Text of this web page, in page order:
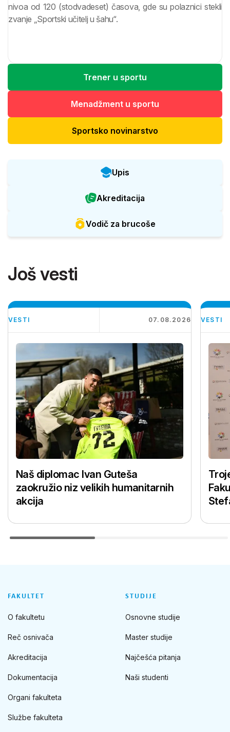
nivoa od 120 (stodvadeset) časova, gde su polaznici stekli
zvanje „Sportski učitelj u šahu“.
Trener u sportu
Menadžment u sportu
Sportsko novinarstvo
Upis
Akreditacija
Vodič za brucoše
Još vesti
VESTI 07.08.2026
Naš diplomac Ivan Guteša
zaokružio niz velikih humanitarnih
akcija
VESTI
FAKULTET
O fakultetu
Reč osnivača
Akreditacija
Dokumentacija
Organi fakulteta
Službe fakulteta
STUDIJE
Osnovne studije
Master studije
Najčešća pitanja
Naši studenti